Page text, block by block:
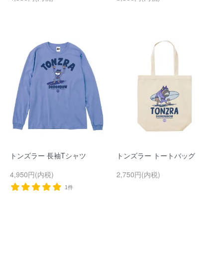
トンズラー 長袖Tシャツ
4,950円(内税)
1件
トンズラー トートバッグ
2,750円(内税)